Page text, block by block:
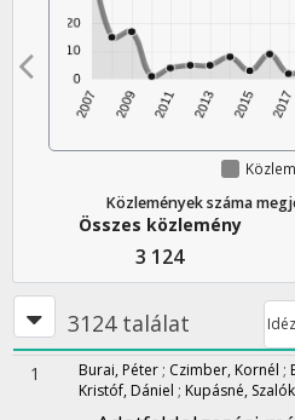
Közlemények száma
Összes közlemény
3 124
3124 találat
1 Burai, Péter ; Czimber, Kornél ;
Kristóf, Dániel ; Kupásné,